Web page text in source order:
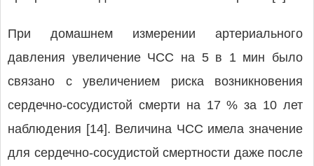
При домашнем измерении артериального
давления увеличение ЧСС на 5 в 1 мин было
связано с увеличением риска возникновения
сердечно-сосудистой смерти на 17 % за 10 лет
наблюдения [14]. Величина ЧСС имела значение
для сердечно-сосудистой смертности даже после